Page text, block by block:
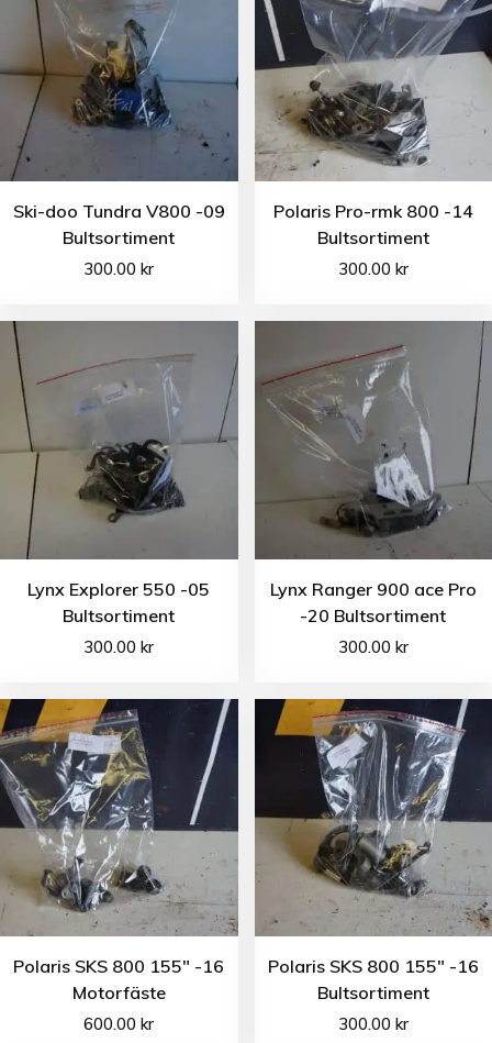
Ski-doo Tundra V800 -09
Bultsortiment
300.00kr
Polaris Pro-rmk 800 -14
Bultsortiment
300.00 kr
Lynx Explorer 550 -05
Bultsortiment
300.00kr
Lynx Ranger 900 ace Pro
-20 Bultsortiment
300.00 kr
Polaris SKS 800 155″ -16
Motorfäste
600.00kr
Polaris SKS 800 155″ -16
Bultsortiment
300.00 kr